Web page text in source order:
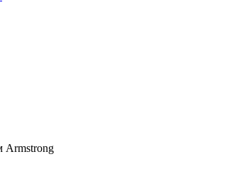
Armstrong